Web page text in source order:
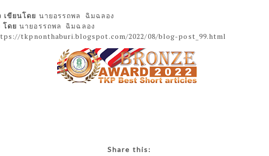
เขียนโดย นายอรรถพล ฉิมฉลอง
โดยนายอรรถพล ฉิมฉลอง
tkpnonthaburi.blogspot.com/2022/08/blog-post_99.html
Share this: